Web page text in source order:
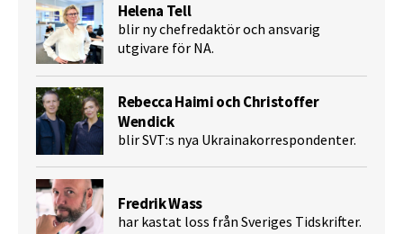
Helena Tell
blir ny chefredaktör och ansvarig
utgivare för NA.
Rebecca Haimi och Christoffer
Wendick
blir SVT:s nya Ukrainakorrespondenter.
Fredrik Wass
har kastat loss från Sveriges Tidskrifter.